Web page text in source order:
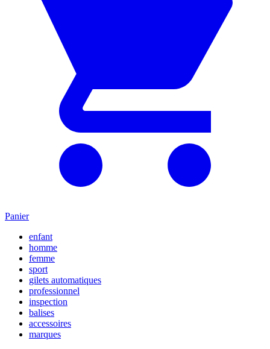
Panier
enfant
homme
femme
sport
gilets automatiques
professionnel
inspection
balises
accessoires
marques